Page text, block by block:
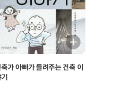
가 아빠가 들려주는 건축 이